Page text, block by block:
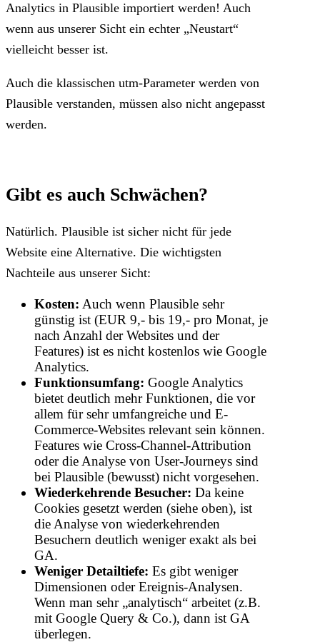
Analytics in Plausible importiert werden! Auch
wenn aus unserer Sicht ein echter „Neustart“
vielleicht besser ist.
Auch die klassischen utm-Parameter werden von
Plausible verstanden, müssen also nicht angepasst
werden.
Gibt es auch Schwächen?
Natürlich. Plausible ist sicher nicht für jede
Website eine Alternative. Die wichtigsten
Nachteile aus unserer Sicht:
Kosten: Auch wenn Plausible sehr
günstig ist (EUR 9,- bis 19,- pro Monat, je
nach Anzahl der Websites und der
Features) ist es nicht kostenlos wie Google
Analytics.
Funktionsumfang: Google Analytics
bietet deutlich mehr Funktionen, die vor
allem für sehr umfangreiche und E-
Commerce-Websites relevant sein können.
Features wie Cross-Channel-Attribution
oder die Analyse von User-Journeys sind
bei Plausible (bewusst) nicht vorgesehen.
Wiederkehrende Besucher: Da keine
Cookies gesetzt werden (siehe oben), ist
die Analyse von wiederkehrenden
Besuchern deutlich weniger exakt als bei
GA.
Weniger Detailtiefe: Es gibt weniger
Dimensionen oder Ereignis-Analysen.
Wenn man sehr „analytisch“ arbeitet (z.B.
mit Google Query & Co.), dann ist GA
überlegen.